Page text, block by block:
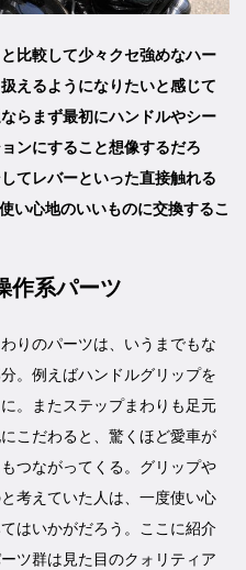
比較して少々クセ強めなハー
えるようになりたいと感じて
らまず最初にハンドルやシー
ンにすること想像するだろ
てレバーといった直接触れる
い心地のいいものに交換するこ
作系パーツ
りのパーツは、いうまでもな
。例えばハンドルグリップを
。またステップまわりも足元
こだわると、驚くほど愛車が
つながってくる。グリップや
考えていた人は、一度使い心
はいかがだろう。ここに紹介
ーツ群は見た目のクォリティア